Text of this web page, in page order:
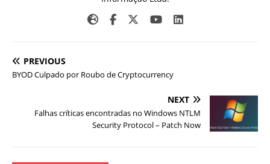
PREVIOUS
BYOD Culpado por Roubo de Cryptocurrency
NEXT
Falhas críticas encontradas no Windows NTLM
Security Protocol – Patch Now